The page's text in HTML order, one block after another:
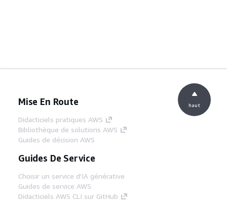
Mise En Route
Didacticiels pratiques AWS
Bibliothèque de solutions AWS
Guides de décision AWS
Guides De Service
Choisir un service d'IA générative
Guides de service AWS
Didacticiels AWS CLI sur GitHub
haut